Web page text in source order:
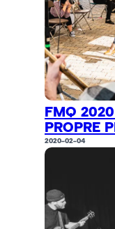
FMQ
PROPRE
2020-02-04